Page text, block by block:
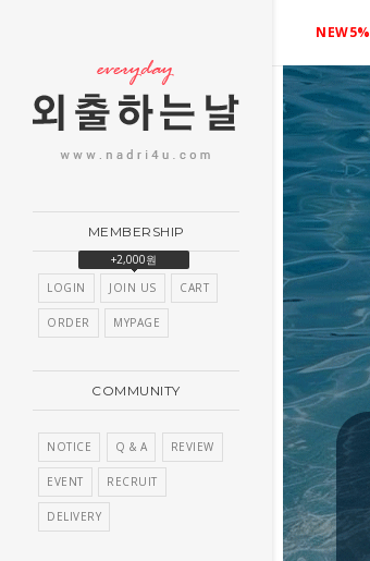
NEW5%
MEMBERSHIP
LOGIN JOIN US
+2,000원
CART
ORDER MYPAGE
COMMUNITY
NOTICE Q & A REVIEW
EVENT RECRUIT
DELIVERY